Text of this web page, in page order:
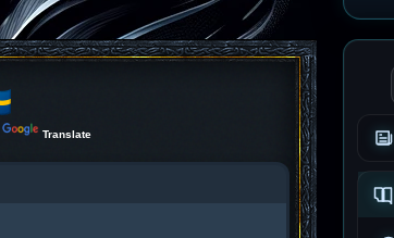
Translate